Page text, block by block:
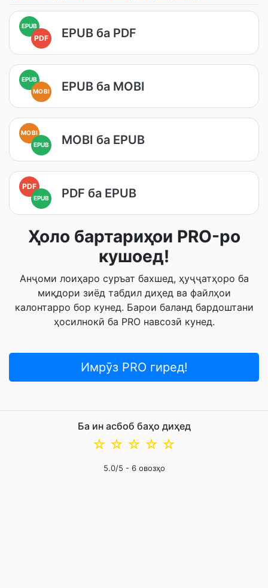
EPUB
PDF EPUB ба PDF
EPUB
MOBI
EPUB ба MOBI
MOBI
EPUB
MOBI ба EPUB
PDF
EPUB PDF ба EPUB
Ҳоло бартариҳои PRO-ро
кушоед!
Анҷоми лоиҳаро суръат бахшед, ҳуҷҷатҳоро ба
миқдори зиёд табдил диҳед ва файлҳои
калонтарро бор кунед. Барои баланд бардоштани
ҳосилнокӣ ба PRO навсозӣ кунед.
Имрӯз PRO гиред!
Ба ин асбоб баҳо диҳед
☆
☆
☆
☆
☆
5.0/5 - 6овозҳо